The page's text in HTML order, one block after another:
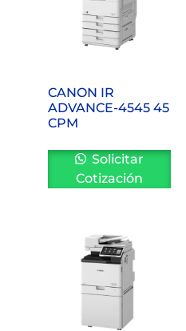
CANON IR
ADVANCE-4545 45
CPM
Solicitar
Cotización